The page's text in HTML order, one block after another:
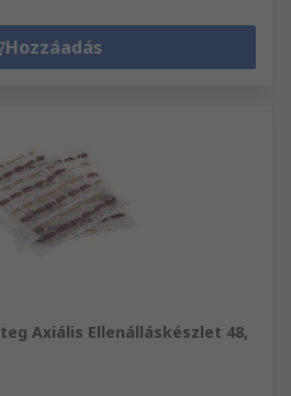
Hozzáadás
Axiális Ellenálláskészlet 48,